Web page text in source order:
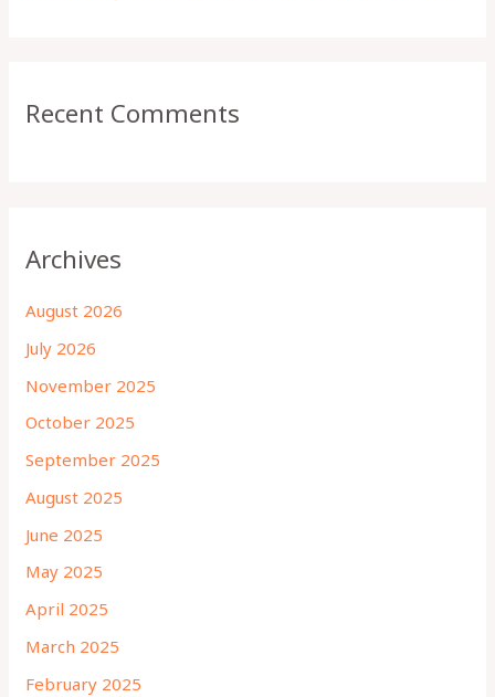
Recent Comments
Archives
August 2026
July 2026
November 2025
October 2025
September 2025
August 2025
June 2025
May 2025
April 2025
March 2025
February 2025